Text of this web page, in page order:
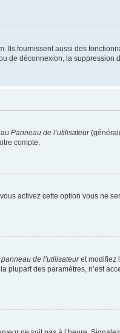
Ils fournissent aussi des
de déconnexion, la suppression
Panneau de l’utilisateur
compte.
vous activez cette option vous ne
panneau de l’utilisateuret modifiez
des paramètres, n’est